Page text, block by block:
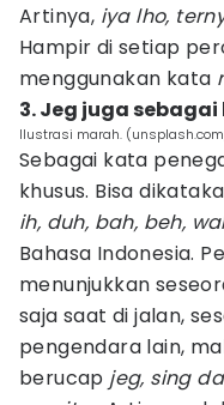
Artinya, iya lho,
Hampir di setiap
menggunakan kata
3. Jeg juga
Ilustrasi marah.
Sebagai kata
khusus. Bisa
ih, duh, bah, beh,
Bahasa Indonesia.
menunjukkan
saja saat di jalan,
pengendara lain,
berucap jeg, sing